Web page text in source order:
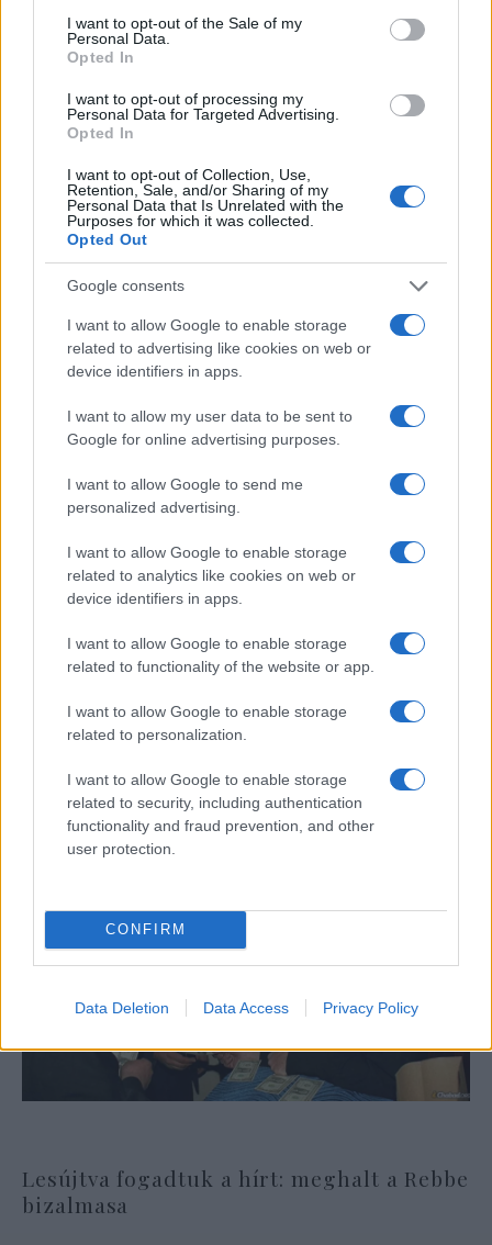
consent section.
I want to opt-out of the Sale of my
Personal Data.
Opted In
I want to opt-out of processing my
Personal Data for Targeted Advertising.
Opted In
I want to opt-out of Collection, Use,
Retention, Sale, and/or Sharing of my
Personal Data that Is Unrelated with the
Purposes for which it was collected.
Opted Out
Google consents
I want to allow Google to enable storage
related to advertising like cookies on web or
device identifiers in apps.
I want to allow my user data to be sent to
Google for online advertising purposes.
I want to allow Google to send me
personalized advertising.
I want to allow Google to enable storage
related to analytics like cookies on web or
device identifiers in apps.
I want to allow Google to enable storage
related to functionality of the website or app.
I want to allow Google to enable storage
related to personalization.
I want to allow Google to enable storage
related to security, including authentication
functionality and fraud prevention, and other
user protection.
CONFIRM
Data Deletion Data Access Privacy Policy
férfiakhoz képest.
Szinte minden, felsőfokú képzést megkívánó
munkakörben voltak nők és az egyetemeken
az egyetemek nem fogadták őket jó szívvel.
A szentföldi iskolák azonban már az 1880-as
években is nyitva álltak a lányok előtt.
„A nők nagyon-nagyon fontos
szerepet játszottak a héber nyelv
elterjesztésében, különösen az
óvodák útján”
– mondta Shilo.
A zsido.com eredeti teljes cikkeitt
története
Lesújtva fogadtuk a hírt: meghalt a Rebbe
bizalmasa